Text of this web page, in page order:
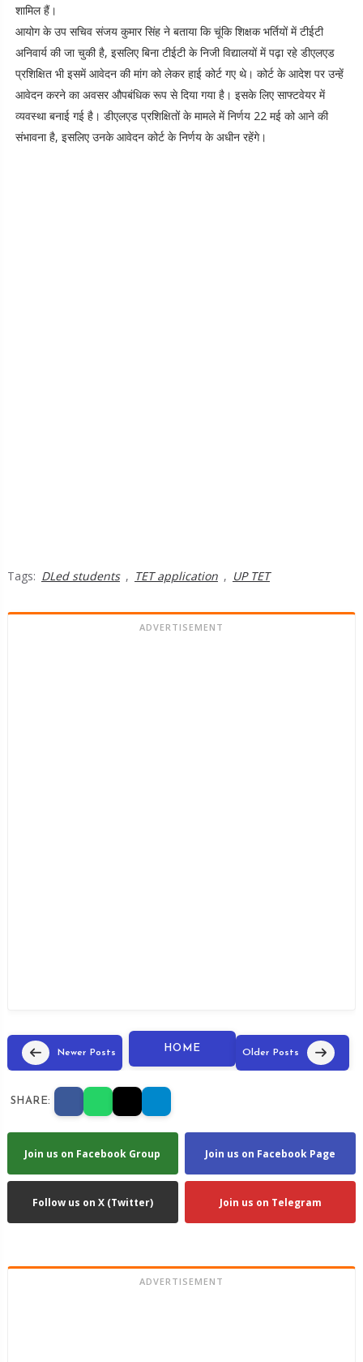
शामिल हैं।
आयोग के उप सचिव संजय कुमार सिंह ने बताया कि चूंकि शिक्षक भर्तियों में टीईटी
अनिवार्य की जा चुकी है, इसलिए बिना टीईटी के निजी विद्यालयों में पढ़ा रहे डीएलएड
प्रशिक्षित भी इसमें आवेदन की मांग को लेकर हाई कोर्ट गए थे। कोर्ट के आदेश पर उन्हें
आवेदन करने का अवसर औपबंधिक रूप से दिया गया है। इसके लिए साफ्टवेयर में
व्यवस्था बनाई गई है। डीएलएड प्रशिक्षितों के मामले में निर्णय 22 मई को आने की
संभावना है, इसलिए उनके आवेदन कोर्ट के निर्णय के अधीन रहेंगे।
Tags: DLed students , TET application , UP TET
ADVERTISEMENT
Newer Posts HOME Older Posts
SHARE:
Join us on Facebook Group Join us on Facebook Page
Follow us on X (Twitter) Join us on Telegram
ADVERTISEMENT